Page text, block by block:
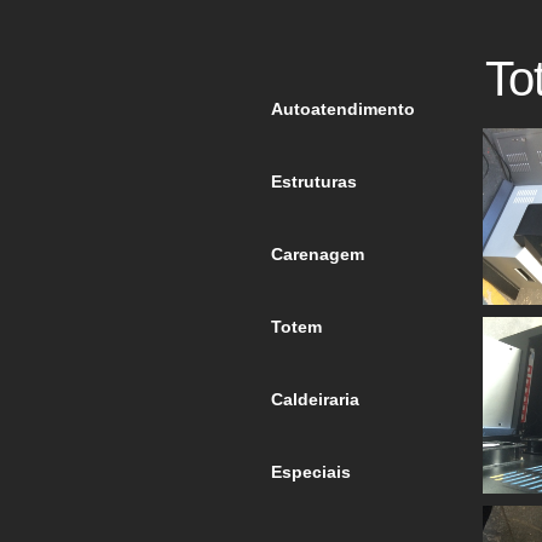
Autoatendimento
Estruturas
Carenagem
Totem
Caldeiraria
Especiais